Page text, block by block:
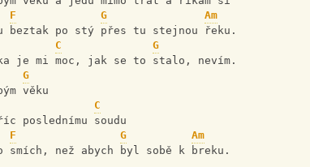
F G
Am
beztak po stý přes tu stejnou řeku.
C
G
je mi moc, jak se to stalo, nevím.
G
věku
C
poslednímu soudu
F G
Am
smích, než abych byl sobě k breku.